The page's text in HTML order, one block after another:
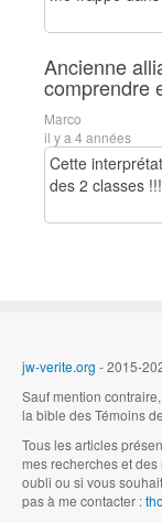
Ancienne
comprendre
Marco
il y a 4 années
Cette
des 2 classes
jw-verite.org - 2015-
Sauf mention
la bible des Témoins
Tous les articles
mes recherches et
oubli ou si vous
pas à me contacter :